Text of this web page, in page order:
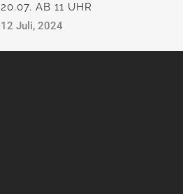
20.07. AB 11 UHR
12 Juli, 2024